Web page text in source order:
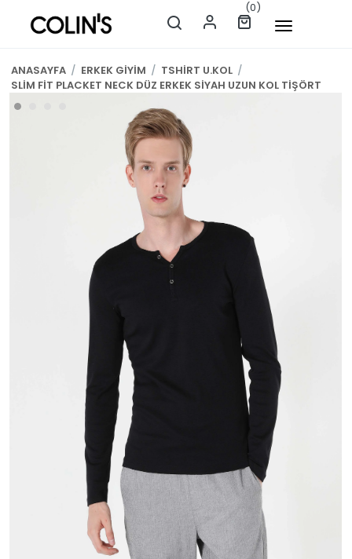
(0)
ANASAYFA / ERKEK GİYİM / TSHİRT U.KOL /
SLİM FİT PLACKET NECK DÜZ ERKEK SİYAH UZUN KOL TİŞÖRT